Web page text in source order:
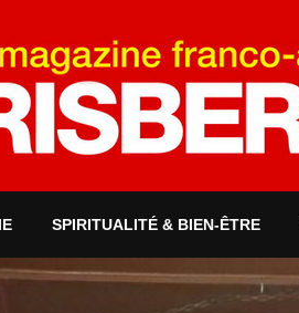
SPIRITUALITÉ & BIEN-ÊTRE